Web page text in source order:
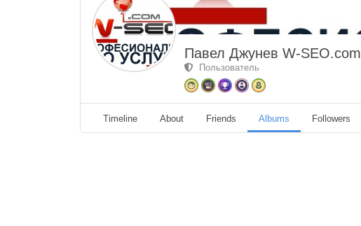
Павел Джунев W-SEO.com
Пользователь
Timeline About Friends Albums Followers